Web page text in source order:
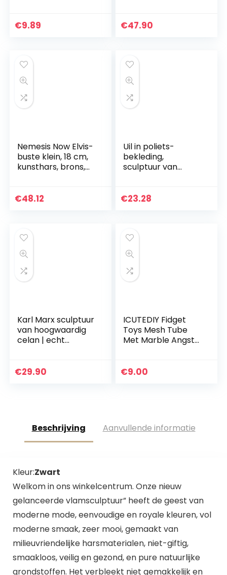
€9.89
Base
€47.90
Nemesis Now Elvis-
buste klein, 18 cm,
kunsthars, brons,
€48.12
Uil in poliets-
bekleding,
sculptuur van
handwerk Made in
€23.28
Karl Marx sculptuur
van hoogwaardig
celan | echt
figuur |
€29.90
ICUTEDIY Fidget
Toys Mesh Tube
Met Marble Angst
Marmeren
€9.00
Beschrijving Aanvullende informatie
Kleur:Zwart
Welkom in ons winkelcentrum. Onze nieuw
gelanceerde vlamsculptuur” heeft de geest van
moderne mode, eenvoudige en royale kleuren, vol
moderne smaak, zeer mooi, gemaakt van
milieuvriendelijke harsmaterialen, niet-giftig,
smaakloos, veilig en gezond, en pure natuurlijke
grondstoffen. Het verbleekt niet gemakkelijk en